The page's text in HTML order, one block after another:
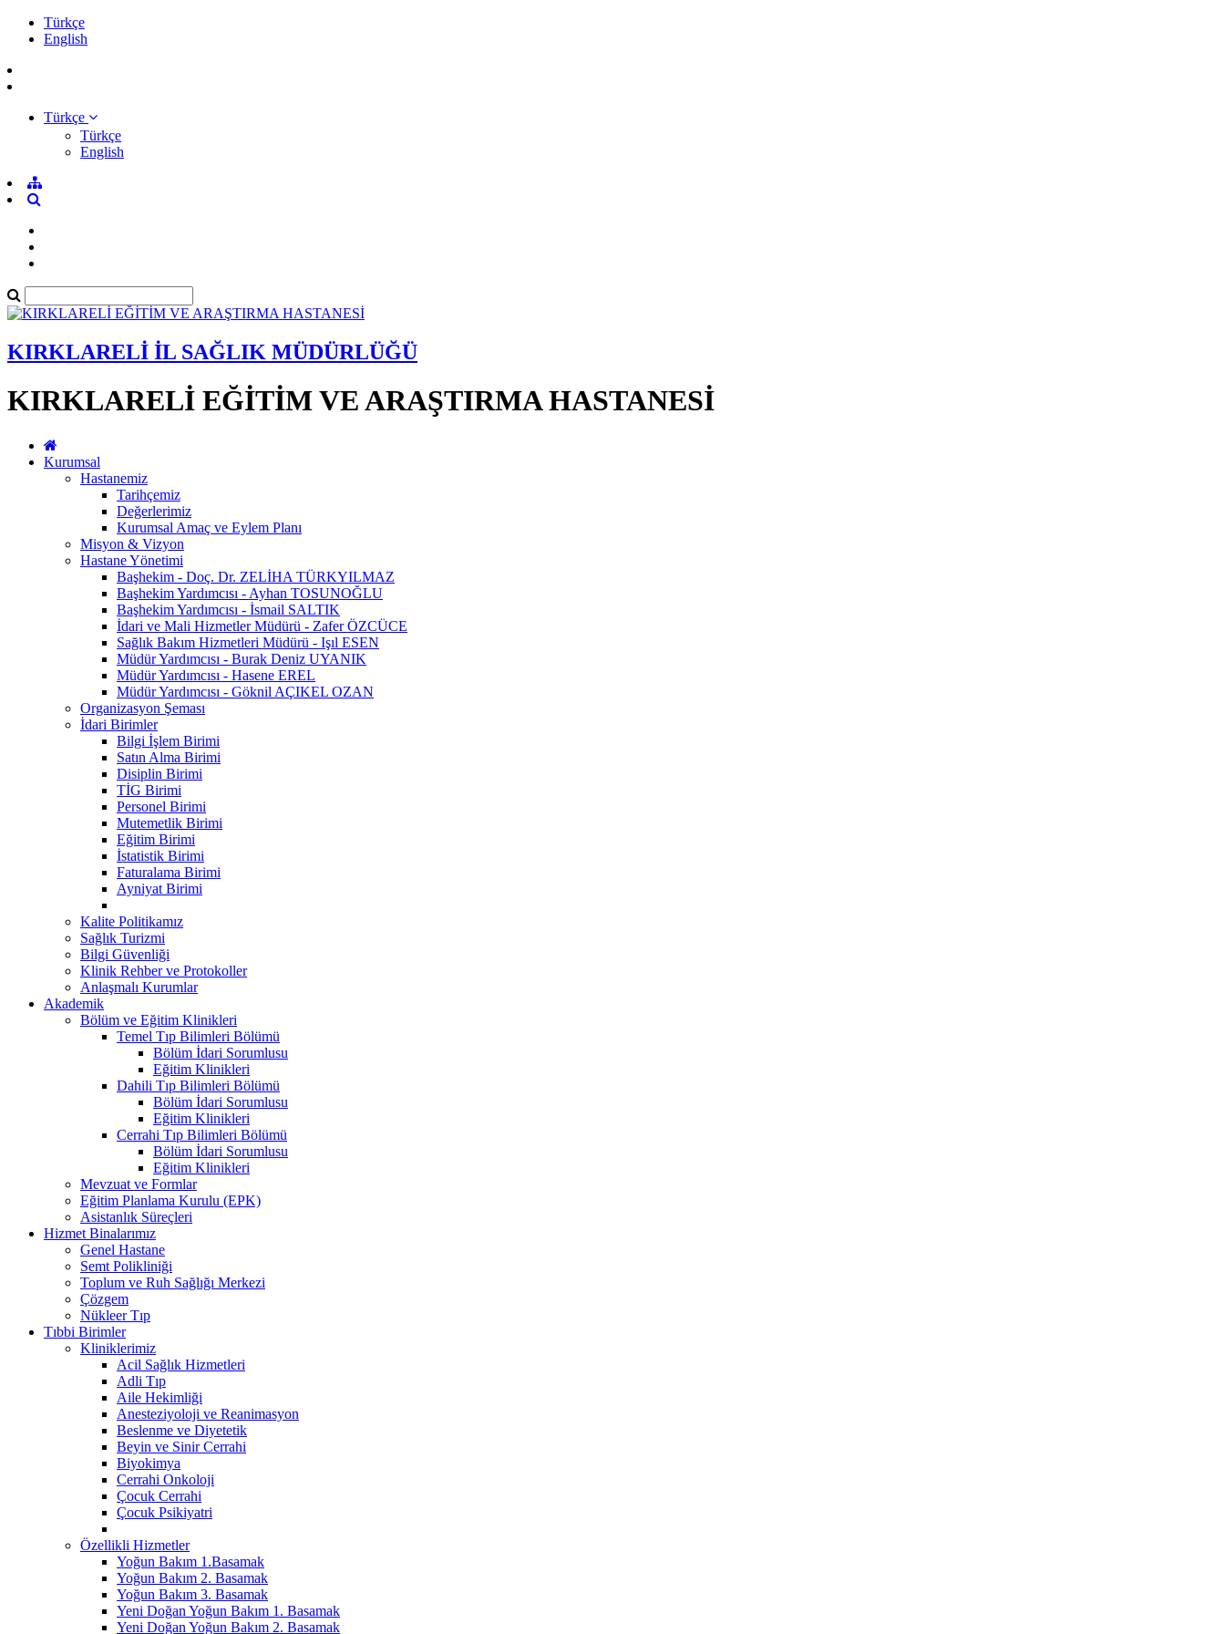
Türkçe
English
Türkçe
Türkçe
English
KIRKLARELİ İL SAĞLIK MÜDÜRLÜĞÜ
KIRKLARELİ EĞİTİM VE ARAŞTIRMA HASTANESİ
Kurumsal
Hastanemiz
Tarihçemiz
Değerlerimiz
Kurumsal Amaç ve Eylem Planı
Misyon & Vizyon
Hastane Yönetimi
Başhekim - Doç. Dr. ZELİHA TÜRKYILMAZ
Başhekim Yardımcısı - Ayhan TOSUNOĞLU
Başhekim Yardımcısı - İsmail SALTIK
İdari ve Mali Hizmetler Müdürü - Zafer ÖZCÜCE
Sağlık Bakım Hizmetleri Müdürü - Işıl ESEN
Müdür Yardımcısı - Burak Deniz UYANIK
Müdür Yardımcısı - Hasene EREL
Müdür Yardımcısı - Göknil AÇIKEL OZAN
Organizasyon Şeması
İdari Birimler
Bilgi İşlem Birimi
Satın Alma Birimi
Disiplin Birimi
TİG Birimi
Personel Birimi
Mutemetlik Birimi
Eğitim Birimi
İstatistik Birimi
Faturalama Birimi
Ayniyat Birimi
Kalite Politikamız
Sağlık Turizmi
Bilgi Güvenliği
Klinik Rehber ve Protokoller
Anlaşmalı Kurumlar
Akademik
Bölüm ve Eğitim Klinikleri
Temel Tıp Bilimleri Bölümü
Bölüm İdari Sorumlusu
Eğitim Klinikleri
Dahili Tıp Bilimleri Bölümü
Bölüm İdari Sorumlusu
Eğitim Klinikleri
Cerrahi Tıp Bilimleri Bölümü
Bölüm İdari Sorumlusu
Eğitim Klinikleri
Mevzuat ve Formlar
Eğitim Planlama Kurulu (EPK)
Asistanlık Süreçleri
Hizmet Binalarımız
Genel Hastane
Semt Polikliniği
Toplum ve Ruh Sağlığı Merkezi
Çözgem
Nükleer Tıp
Tıbbi Birimler
Kliniklerimiz
Acil Sağlık Hizmetleri
Adli Tıp
Aile Hekimliği
Anesteziyoloji ve Reanimasyon
Beslenme ve Diyetetik
Beyin ve Sinir Cerrahi
Biyokimya
Cerrahi Onkoloji
Çocuk Cerrahi
Çocuk Psikiyatri
Özellikli Hizmetler
Yoğun Bakım 1.Basamak
Yoğun Bakım 2. Basamak
Yoğun Bakım 3. Basamak
Yeni Doğan Yoğun Bakım 1. Basamak
Yeni Doğan Yoğun Bakım 2. Basamak